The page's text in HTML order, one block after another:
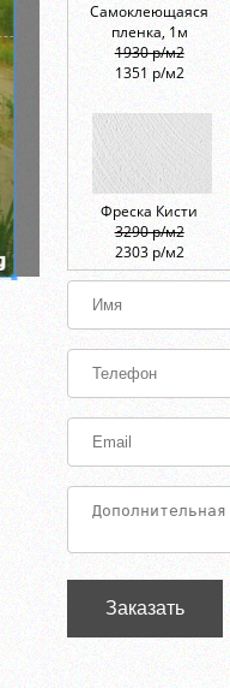
Самоклеющаяся
пленка, 1м
1930 р/м2
1351 р/м2
Фреска Кисти
3290 р/м2
2303 р/м2
Заказать